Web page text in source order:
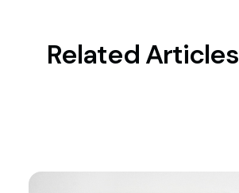
Related Articles